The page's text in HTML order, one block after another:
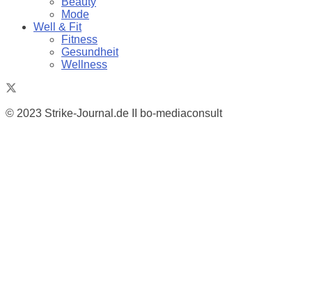
Mode
Well & Fit
Fitness
Gesundheit
Wellness
© 2023 Strike-Journal.de II bo-mediaconsult